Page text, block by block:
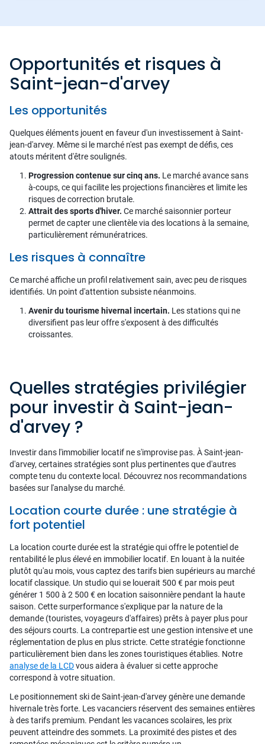
Opportunités et risques à
Saint-jean-d'arvey
Les opportunités
Quelques éléments jouent en faveur d'un investissement à Saint-
jean-d'arvey. Même si le marché n'est pas exempt de défis, ces
atouts méritent d'être soulignés.
Progression contenue sur cinq ans. Le marché avance sans
à-coups, ce qui facilite les projections financières et limite les
risques de correction brutale.
Attrait des sports d'hiver. Ce marché saisonnier porteur
permet de capter une clientèle via des locations à la semaine,
particulièrement rémunératrices.
Les risques à connaître
Ce marché affiche un profil relativement sain, avec peu de risques
identifiés. Un point d'attention subsiste néanmoins.
Avenir du tourisme hivernal incertain. Les stations qui ne
diversifient pas leur offre s'exposent à des difficultés
croissantes.
Quelles stratégies privilégier
pour investir à Saint-jean-
d'arvey ?
Investir dans l'immobilier locatif ne s'improvise pas. À Saint-jean-
d'arvey, certaines stratégies sont plus pertinentes que d'autres
compte tenu du contexte local. Découvrez nos recommandations
basées sur l'analyse du marché.
Location courte durée : une stratégie à
fort potentiel
La location courte durée est la stratégie qui offre le potentiel de
rentabilité le plus élevé en immobilier locatif. En louant à la nuitée
plutôt qu'au mois, vous captez des tarifs bien supérieurs au marché
locatif classique. Un studio qui se louerait 500 € par mois peut
générer 1 500 à 2 500 € en location saisonnière pendant la haute
saison. Cette surperformance s'explique par la nature de la
demande (touristes, voyageurs d'affaires) prêts à payer plus pour
des séjours courts. La contrepartie est une gestion intensive et une
réglementation de plus en plus stricte. Cette stratégie fonctionne
particulièrement bien dans les zones touristiques établies. Notre
analyse de la LCDvous aidera à évaluer si cette approche
correspond à votre situation.
Le positionnement ski de Saint-jean-d'arvey génère une demande
hivernale très forte. Les vacanciers réservent des semaines entières
à des tarifs premium. Pendant les vacances scolaires, les prix
peuvent atteindre des sommets. La proximité des pistes et des